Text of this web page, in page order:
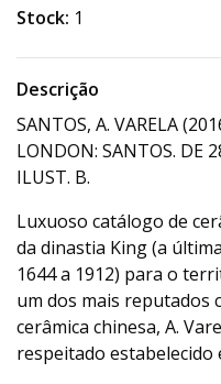
Stock: 1
Descrição
SANTOS, A. VARELA
LONDON: SANTOS. DE
ILUST. B.
Luxuoso catálogo de
da dinastia King (a
1644 a 1912) para o
um dos mais reputados
cerâmica chinesa, A.
respeitado estabelecido